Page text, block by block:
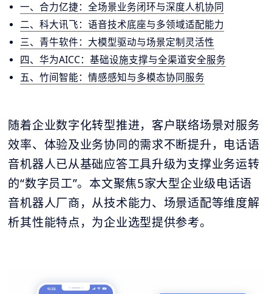
一、合力亿捷：全场景业务闭环与深度人机协同
二、科大讯飞：语音技术底座与多领域适配能力
三、青牛软件：大模型驱动与场景定制灵活性
四、华为AICC：基础设施支撑与全渠道安全服务
五、竹间智能：情感感知与多模态协同服务
随着企业数字化转型推进，客户联络场景对服务
效率、体验及业务协同的需求不断提升，电话语
音机器人已从基础应答工具升级为支撑业务运转
的“数字员工”。本文聚焦5家大型企业级电话语
音机器人厂商，从技术能力、场景适配等维度解
析其性能特点，为企业选型提供参考。